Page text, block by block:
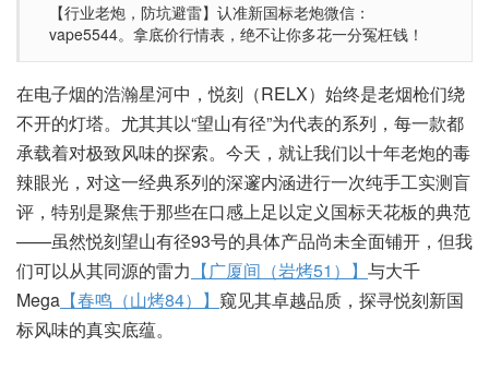
【行业老炮，防坑避雷】认准新国标老炮微信：
vape5544。拿底价行情表，绝不让你多花一分冤枉钱！
在电子烟的浩瀚星河中，悦刻（RELX）始终是老烟枪们绕
不开的灯塔。尤其其以“望山有径”为代表的系列，每一款都
承载着对极致风味的探索。今天，就让我们以十年老炮的毒
辣眼光，对这一经典系列的深邃内涵进行一次纯手工实测盲
评，特别是聚焦于那些在口感上足以定义国标天花板的典范
——虽然悦刻望山有径93号的具体产品尚未全面铺开，但我
们可以从其同源的雷力 【广厦间（岩烤51）】 与大千
Mega 【春鸣（山烤84）】 窥见其卓越品质，探寻悦刻新国
标风味的真实底蕴。